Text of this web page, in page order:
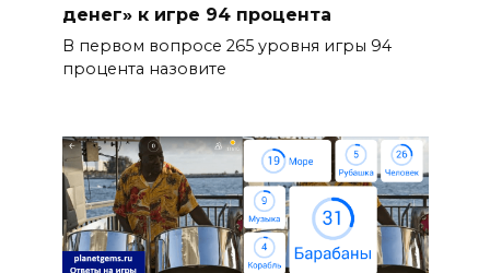
денег» к игре 94 процента
В первом вопросе 265 уровня игры 94
процента назовите